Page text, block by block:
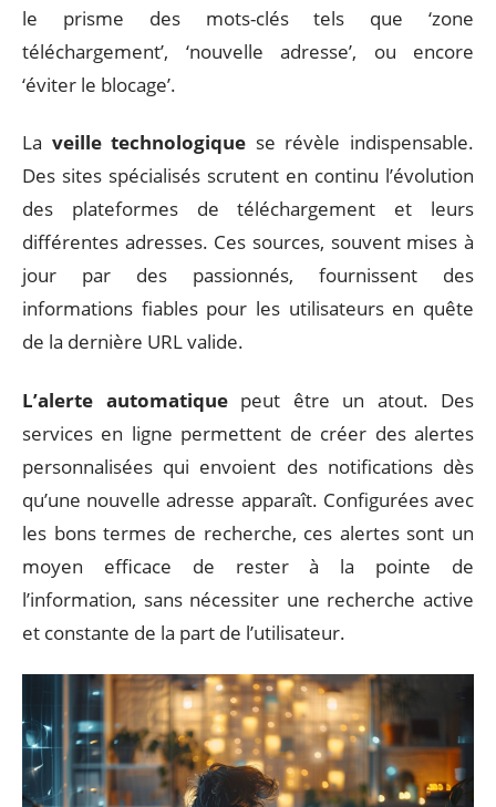
le prisme des mots-clés tels que ‘zone
téléchargement’, ‘nouvelle adresse’, ou encore
‘éviter le blocage’.
La veille technologique se révèle indispensable.
Des sites spécialisés scrutent en continu l’évolution
des plateformes de téléchargement et leurs
différentes adresses. Ces sources, souvent mises à
jour par des passionnés, fournissent des
informations fiables pour les utilisateurs en quête
de la dernière URL valide.
L’alerte automatiquepeut être un atout. Des
services en ligne permettent de créer des alertes
personnalisées qui envoient des notifications dès
qu’une nouvelle adresse apparaît. Configurées avec
les bons termes de recherche, ces alertes sont un
moyen efficace de rester à la pointe de
l’information, sans nécessiter une recherche active
et constante de la part de l’utilisateur.